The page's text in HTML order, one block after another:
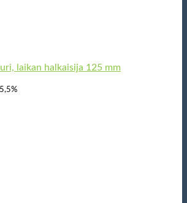
laikan halkaisija 125 mm